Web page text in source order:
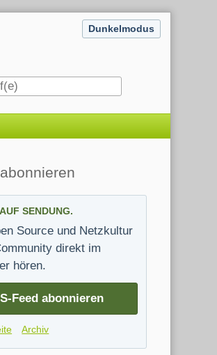
Dunkelmodus
SENDUNG.
Source und Netzkultur
direkt im
hören.
Feed abonnieren
Archiv